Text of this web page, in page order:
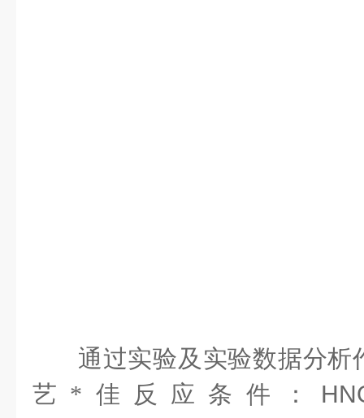
通过实验及实验数据分析
艺*佳
反应条件：